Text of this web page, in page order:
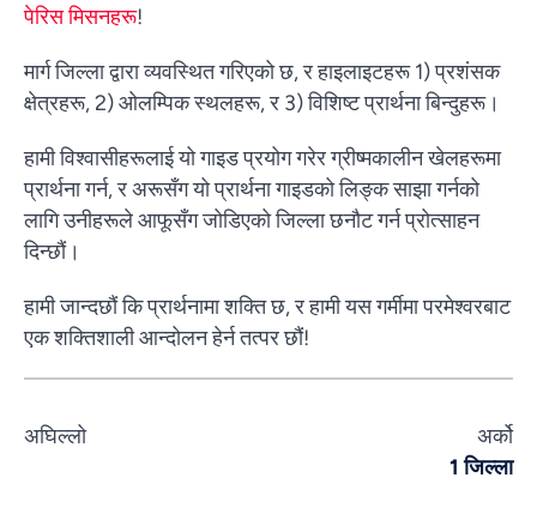
पेरिस मिसनहरू!
मार्ग जिल्ला द्वारा व्यवस्थित गरिएको छ, र हाइलाइटहरू 1) प्रशंसक
क्षेत्रहरू, 2) ओलम्पिक स्थलहरू, र 3) विशिष्ट प्रार्थना बिन्दुहरू।
हामी विश्वासीहरूलाई यो गाइड प्रयोग गरेर ग्रीष्मकालीन खेलहरूमा
प्रार्थना गर्न, र अरूसँग यो प्रार्थना गाइडको लिङ्क साझा गर्नको
लागि उनीहरूले आफूसँग जोडिएको जिल्ला छनौट गर्न प्रोत्साहन
दिन्छौं।
हामी जान्दछौं कि प्रार्थनामा शक्ति छ, र हामी यस गर्मीमा परमेश्वरबाट
एक शक्तिशाली आन्दोलन हेर्न तत्पर छौं!
अघिल्लो
अर्को
1 जिल्ला
Vietnamese